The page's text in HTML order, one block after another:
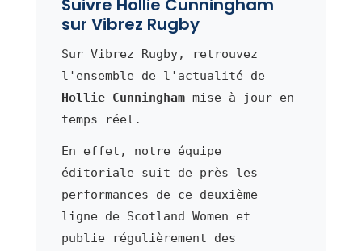
Suivre Hollie Cunningham
sur Vibrez Rugby
Sur Vibrez Rugby, retrouvez
l'ensemble de l'actualité de
Hollie Cunninghammise à jour en
temps réel.
En effet, notre équipe
éditoriale suit de près les
performances de ce deuxième
ligne de Scotland Women et
publie régulièrement des